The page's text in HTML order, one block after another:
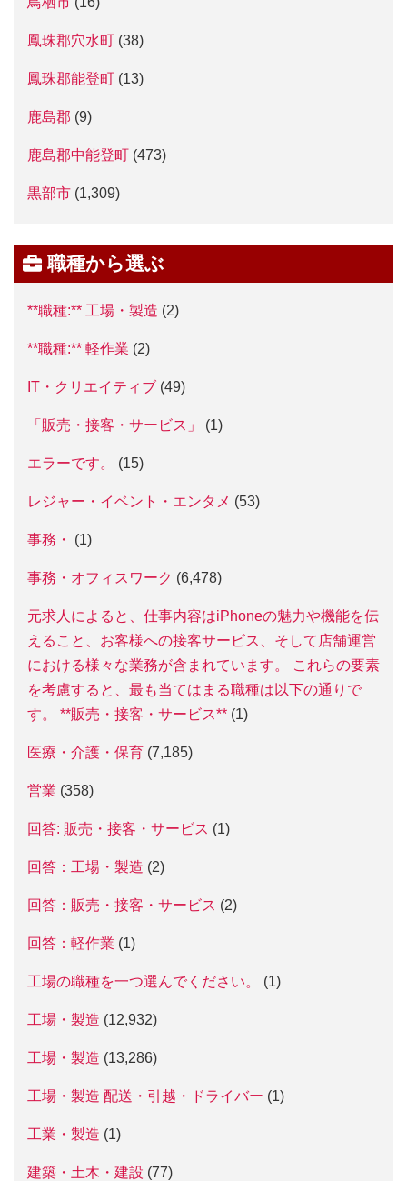
鳳珠郡穴水町 (38)
鳳珠郡能登町 (13)
鹿島郡 (9)
鹿島郡中能登町 (473)
黒部市 (1,309)
職種から選ぶ
**職種:** 工場・製造 (2)
**職種:** 軽作業 (2)
IT・クリエイティブ (49)
「販売・接客・サービス」 (1)
エラーです。 (15)
レジャー・イベント・エンタメ (53)
事務・ (1)
事務・オフィスワーク (6,478)
元求人によると、仕事内容はiPhoneの魅力や機能を伝
えること、お客様への接客サービス、そして店舗運営
における様々な業務が含まれています。 これらの要素
を考慮すると、最も当てはまる職種は以下の通りで
す。 **販売・接客・サービス** (1)
医療・介護・保育 (7,185)
営業 (358)
回答: 販売・接客・サービス (1)
回答：工場・製造 (2)
回答：販売・接客・サービス (2)
回答：軽作業 (1)
工場の職種を一つ選んでください。 (1)
工場・製造 (12,932)
工場・製造 (13,286)
工場・製造 配送・引越・ドライバー (1)
工業・製造 (1)
建築・土木・建設 (77)